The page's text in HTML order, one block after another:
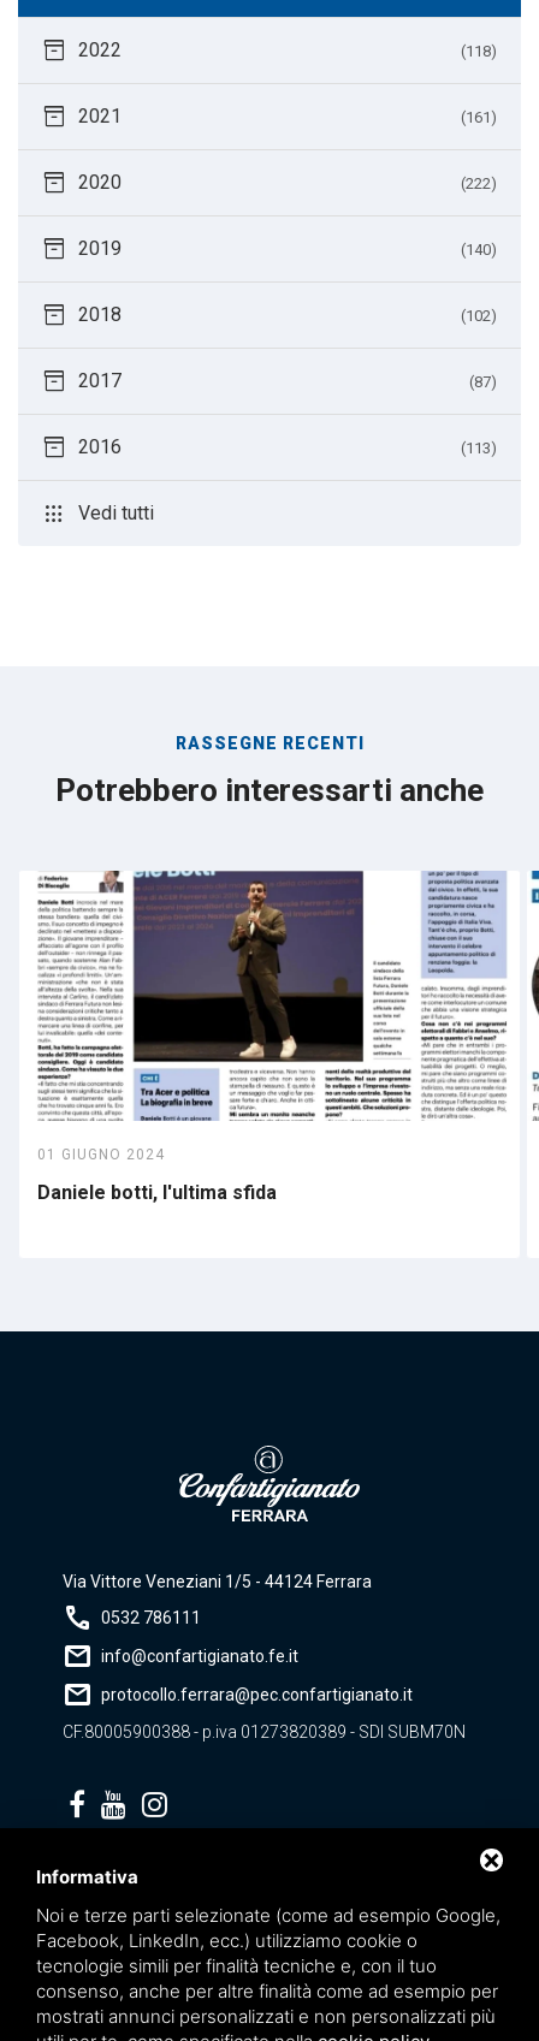
inventory_2 2022 (118)
inventory_2 2021 (161)
inventory_2 2020 (222)
inventory_2 2019 (140)
inventory_2 2018 (102)
inventory_2 2017 (87)
inventory_2 2016 (113)
apps Vedi tutti
RASSEGNE RECENTI
Potrebbero interessarti anche
01 GIUGNO 2024
Daniele botti, l'ultima sfida
Via Vittore Veneziani 1/5 - 44124 Ferrara
call 0532 786111
mail info@confartigianato.fe.it
mail protocollo.ferrara@pec.confartigianato.it
CF.80005900388 - p.iva 01273820389 - SDI SUBM70N
Informativa
Noi e terze parti selezionate (come ad esempio Google,
Facebook, LinkedIn, ecc.) utilizziamo cookie o
tecnologie simili per finalità tecniche e, con il tuo
consenso, anche per altre finalità come ad esempio per
mostrati annunci personalizzati e non personalizzati più